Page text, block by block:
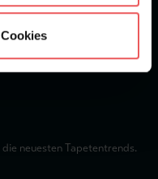
neuesten Tapetentrends.